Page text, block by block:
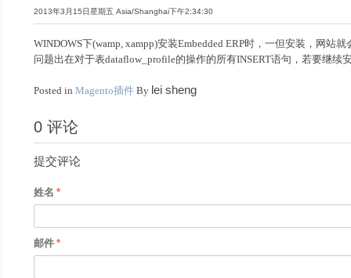
2013年3月15日星期五 Asia/Shanghai下午2:34:30
WINDOWS下(wamp, xampp)安装Embedded ERP时，一但安装，网站
问题出在对于表dataflow_profile的操作的所有INSERT语句，若要继续
Posted inMagento插件 By lei sheng
0 评论
提交评论
姓名
邮件